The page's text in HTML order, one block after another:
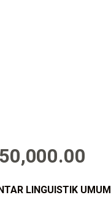
LINGUISTIK UMUM